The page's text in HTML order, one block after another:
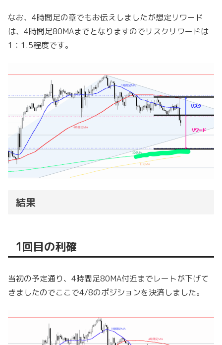
なお、4時間足の章でもお伝えしましたが想定リワード
は、4時間足80MAまでとなりますのでリスクリワードは
1：1.5程度です。
結果
1回目の利確
当初の予定通り、4時間足80MA付近までレートが下げて
きましたのでここで4/8のポジションを決済しました。